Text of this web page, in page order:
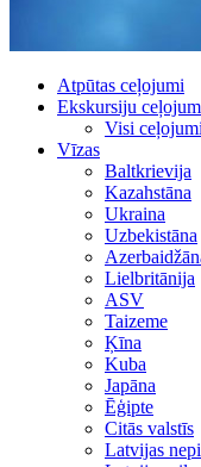
Atpūtas ceļojumi
Ekskursiju
Visi ceļojumi
Vīzas
Baltkrievija
Kazahstāna
Ukraina
Uzbekistāna
Lielbritānija
ASV
Taizeme
Ķīna
Kuba
Japāna
Ēģipte
Citās valstīs
Latvijas